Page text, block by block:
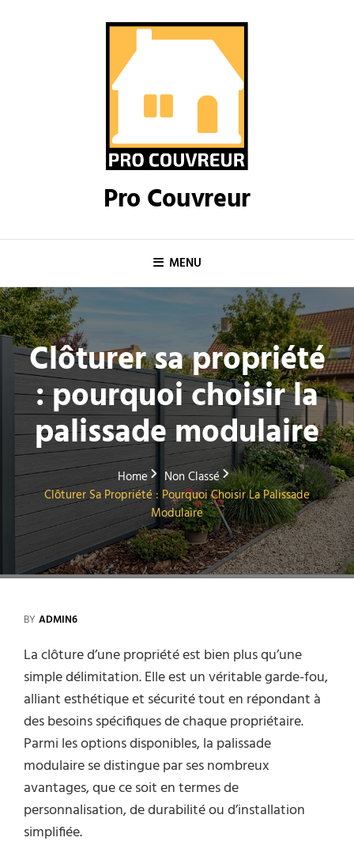
Pro Couvreur
MENU
Clôturer sa propriété
: pourquoi choisir la
palissade modulaire
Home
Non Classé
Clôturer Sa Propriété : Pourquoi Choisir La Palissade
Modulaire
BY ADMIN6
La clôture d’une propriété est bien plus qu’une
simple délimitation. Elle est un véritable garde-fou,
alliant esthétique et sécurité tout en répondant à
des besoins spécifiques de chaque propriétaire.
Parmi les options disponibles, la palissade
modulaire se distingue par ses nombreux
avantages, que ce soit en termes de
personnalisation, de durabilité ou d’installation
simplifiée.